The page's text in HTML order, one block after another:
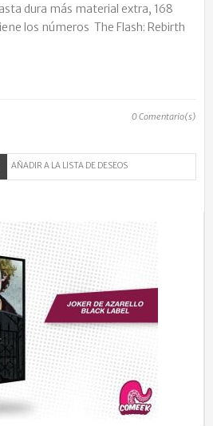
dura más material extra, 168
los números The Flash: Rebirth
0Comentario(s)
AÑADIR A LA LISTA DE DESEOS